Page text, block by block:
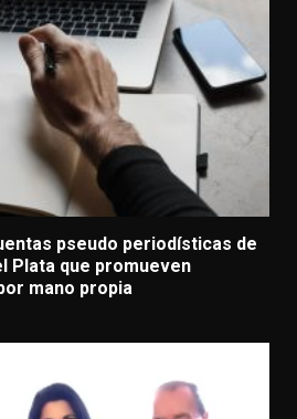
pseudo periodísticas de
Plata que promueven
mano propia